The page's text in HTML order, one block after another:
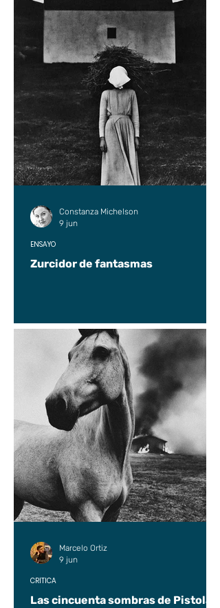
Zurcidor de fantasmas
ENSAYO
Constanza Michelson
9 jun
Las cincuenta sombras de Pistolas
CRÍTICA
Marcelo Ortiz
9 jun